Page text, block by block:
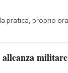
pratica, proprio
alleanza